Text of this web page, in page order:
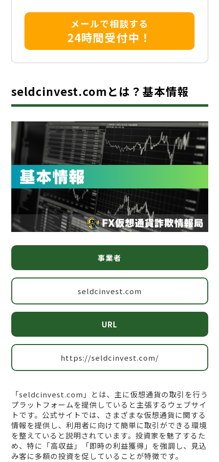
メールで相談する
24時間受付中！
seldcinvest.comとは？基本情報
事業者
seldcinvest.com
URL
https://seldcinvest.com/
「seldcinvest.com」とは、主に仮想通貨の取引を行う
プラットフォームを提供していると主張するウェブサイ
トです。公式サイトでは、さまざまな仮想通貨に関する
情報を提供し、利用者に向けて簡単に取引ができる環境
を整えていると説明されています。投資家を魅了するた
め、特に「高収益」「即時の利益獲得」を強調し、見込
み客に多額の投資を促していることが特徴です。